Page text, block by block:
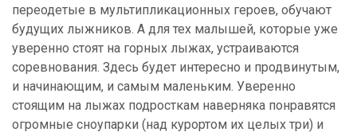
переодетые в мультипликационных героев, обучают
будущих лыжников. А для тех малышей, которые уже
уверенно стоят на горных лыжах, устраиваются
соревнования. Здесь будет интересно и продвинутым,
и начинающим, и самым маленьким. Уверенно
стоящим на лыжах подросткам наверняка понравятся
огромные сноупарки (над курортом их целых три) и